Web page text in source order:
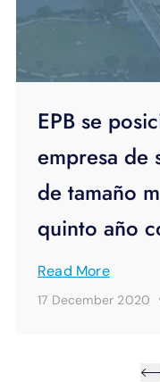
EPB se
empresa de
de tamaño
quinto año
Read More
17 December 2020